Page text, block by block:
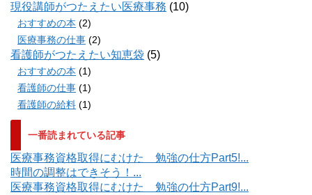
現役講師がつたえたい医療事務 (10)
おすすめの本 (2)
医療事務の仕事 (2)
看護師がつたえたい知恵袋 (5)
おすすめの本 (1)
看護師の仕事 (1)
看護師の給料 (1)
一番読まれている記事
医療事務資格取得にむけた 勉強の仕方Part5!...
時間の調整はできそう！...
医療事務資格取得にむけた 勉強の仕方Part9!...